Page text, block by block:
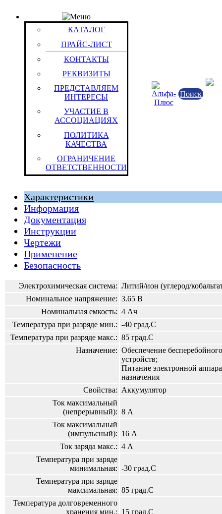
КАТАЛОГ
ПРАЙС-ЛИСТ
КОНТАКТЫ
РЕКВИЗИТЫ
ПРЕДСТАВЛЯЕМ
ИНТЕРЕСЫ
УЧАСТИЕ В
АССОЦИАЦИЯХ
ПОЛИТИКА
КАЧЕСТВА
ОГРАНИЧЕНИЕ
ОТВЕТСТВЕННОСТИ
Поиск
Товар: Аккумулятор ЛИ 20/46/70 (4.8 Ач) Saft
174565 xtd
Код товара: 14048
Штука (ОКЕИ:796)
Характеристики
Информация
Документация
Инструкции
Чертежи
Применение
Безопасность
Электрохимическая система: Литий/ион (углерод/
Номинальное напряжение: 3.65 В
Номинальная емкость: 4 Ач
Температура при разряде мин.: -40 град.С
Температура при разряде макс.: 85 град.С
Назначение: Обеспечение
устройств;
Питание электронной
назначения
Свойства: Аккумулятор
Ток максимальный
(непрерывный): 8 А
Ток максимальный
(импульсный): 16 А
Ток заряда макс.: 4 А
Температура при заряде
минимальная: -30 град.С
Температура при заряде
максимальная: 85 град.С
Температура долговременного
хранения мин.: 15 град.С